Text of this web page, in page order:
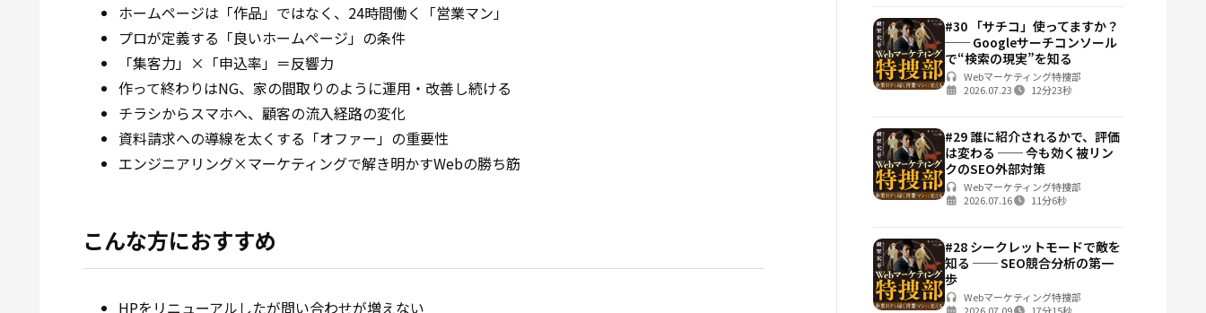
ホームページは「作品」ではなく、24時間働く「営業マン」
プロが定義する「良いホームページ」の条件
「集客力」×「申込率」＝反響力
作って終わりはNG、家の間取りのように運用・改善し続ける
チラシからスマホへ、顧客の流入経路の変化
資料請求への導線を太くする「オファー」の重要性
エンジニアリング×マーケティングで解き明かすWebの勝ち筋
こんな方におすすめ
HPをリニューアルしたが問い合わせが増えない
#30 「サチコ」使ってますか？
── Googleサーチコンソール
で“検索の現実”を知る
Webマーケティング特捜部
2026.07.23
12分23秒
#29 誰に紹介されるかで、評価
は変わる ── 今も効く被リン
クのSEO外部対策
Webマーケティング特捜部
2026.07.16
11分6秒
#28 シークレットモードで敵を
知る ── SEO競合分析の第一
歩
Webマーケティング特捜部